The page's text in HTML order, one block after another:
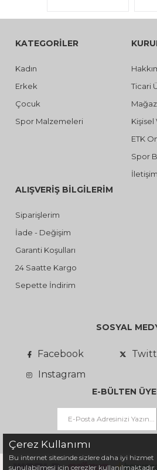
KATEGORİLER
Kadın
Erkek
Çocuk
Spor Malzemeleri
Ticari
ETK
Spor
İletişim
ALIŞVERİŞ BİLGİLERİM
Siparişlerim
İade - Değişim
Garanti Koşulları
24 Saatte Kargo
Sepette İndirim
SOSYAL
Facebook
Instagram
E-BÜLTEN
Çerez Kullanımı
Bu internet sitesinde sizlere daha iyi hizmet
sunulabilmesi için çerezler kullanılmaktadır.